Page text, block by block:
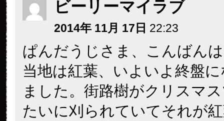
ビーリーマイラブ
2014年 11月 17日 22:23
ぱんだうじさま、こんばん
当地は紅葉、いよいよ終盤
ました。街路樹がクリスマ
たいに刈られていてそれが